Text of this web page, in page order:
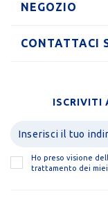
NEGOZIO
CONTATTACI
ISCRIVITI
Ho preso visione
trattamento dei